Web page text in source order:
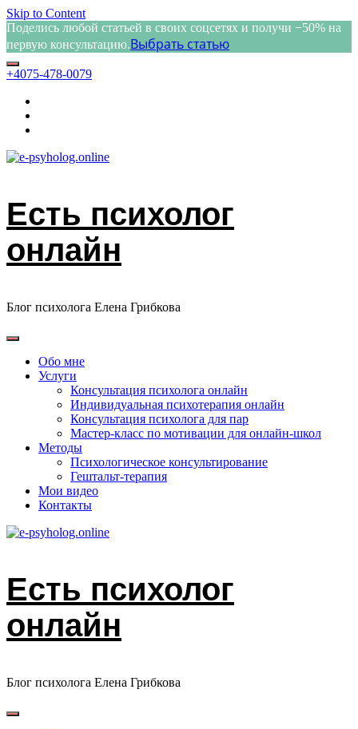
Skip to Content
Поделись любой статьей в своих соцсетях и получи −50% на
первую консультацию.Выбрать статью
+4075-478-0079
Есть психолог
онлайн
Блог психолога Елена Грибкова
Обо мне
Услуги
Консультация психолога онлайн
Индивидуальная психотерапия онлайн
Консультация психолога для пар
Мастер-класс по мотивации для онлайн-школ
Методы
Психологическое консультирование
Гештальт-терапия
Мои видео
Контакты
Есть психолог
онлайн
Блог психолога Елена Грибкова